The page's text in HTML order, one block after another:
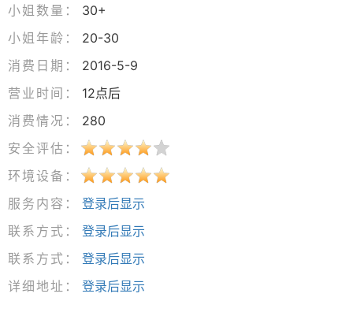
小姐数量：
30+
小姐年龄：
20-30
消费日期：
2016-5-9
营业时间：
12点后
消费情况：
280
安全评估：
环境设备：
服务内容：
登录后显示
联系方式：
登录后显示
联系方式：
登录后显示
详细地址：
登录后显示